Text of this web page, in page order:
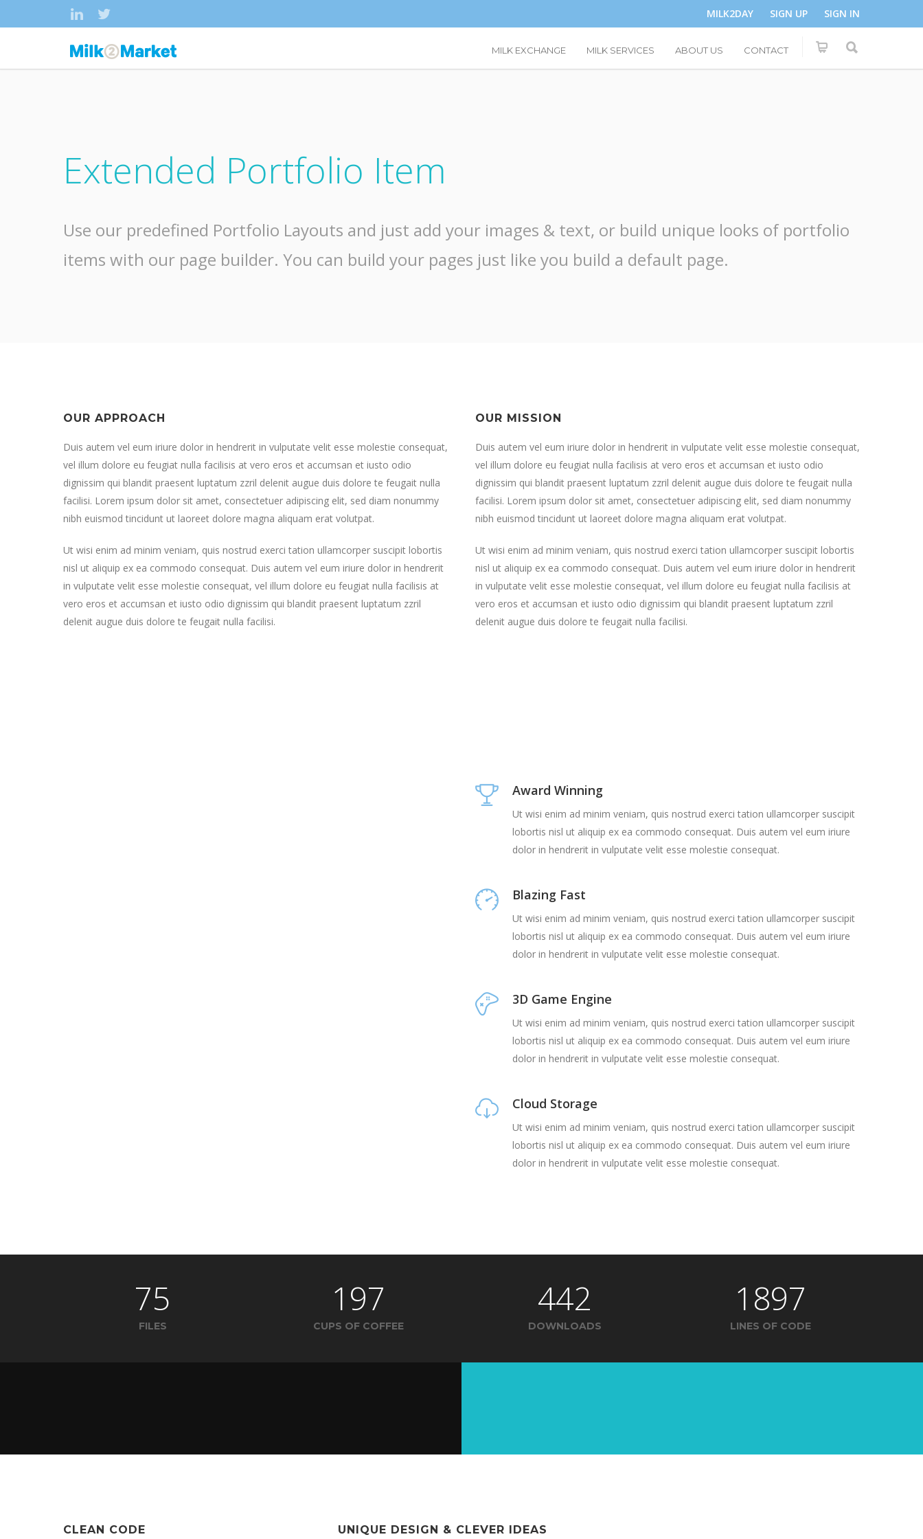
MILK2DAY SIGN UP SIGN IN
MILK EXCHANGE MILK SERVICES ABOUT US CONTACT
Extended Portfolio Item
Use our predefined Portfolio Layouts and just add your images & text, or build unique looks of portfolio
items with our page builder. You can build your pages just like you build a default page.
OUR APPROACH
Duis autem vel eum iriure dolor in hendrerit in vulputate velit esse molestie consequat,
vel illum dolore eu feugiat nulla facilisis at vero eros et accumsan et iusto odio
dignissim qui blandit praesent luptatum zzril delenit augue duis dolore te feugait nulla
facilisi. Lorem ipsum dolor sit amet, consectetuer adipiscing elit, sed diam nonummy
nibh euismod tincidunt ut laoreet dolore magna aliquam erat volutpat.
Ut wisi enim ad minim veniam, quis nostrud exerci tation ullamcorper suscipit lobortis
nisl ut aliquip ex ea commodo consequat. Duis autem vel eum iriure dolor in hendrerit
in vulputate velit esse molestie consequat, vel illum dolore eu feugiat nulla facilisis at
vero eros et accumsan et iusto odio dignissim qui blandit praesent luptatum zzril
delenit augue duis dolore te feugait nulla facilisi.
OUR MISSION
Duis autem vel eum iriure dolor in hendrerit in vulputate velit esse molestie consequat,
vel illum dolore eu feugiat nulla facilisis at vero eros et accumsan et iusto odio
dignissim qui blandit praesent luptatum zzril delenit augue duis dolore te feugait nulla
facilisi. Lorem ipsum dolor sit amet, consectetuer adipiscing elit, sed diam nonummy
nibh euismod tincidunt ut laoreet dolore magna aliquam erat volutpat.
Ut wisi enim ad minim veniam, quis nostrud exerci tation ullamcorper suscipit lobortis
nisl ut aliquip ex ea commodo consequat. Duis autem vel eum iriure dolor in hendrerit
in vulputate velit esse molestie consequat, vel illum dolore eu feugiat nulla facilisis at
vero eros et accumsan et iusto odio dignissim qui blandit praesent luptatum zzril
delenit augue duis dolore te feugait nulla facilisi.
Award Winning
Ut wisi enim ad minim veniam, quis nostrud exerci tation ullamcorper suscipit
lobortis nisl ut aliquip ex ea commodo consequat. Duis autem vel eum iriure
dolor in hendrerit in vulputate velit esse molestie consequat.
Blazing Fast
Ut wisi enim ad minim veniam, quis nostrud exerci tation ullamcorper suscipit
lobortis nisl ut aliquip ex ea commodo consequat. Duis autem vel eum iriure
dolor in hendrerit in vulputate velit esse molestie consequat.
3D Game Engine
Ut wisi enim ad minim veniam, quis nostrud exerci tation ullamcorper suscipit
lobortis nisl ut aliquip ex ea commodo consequat. Duis autem vel eum iriure
dolor in hendrerit in vulputate velit esse molestie consequat.
Cloud Storage
Ut wisi enim ad minim veniam, quis nostrud exerci tation ullamcorper suscipit
lobortis nisl ut aliquip ex ea commodo consequat. Duis autem vel eum iriure
dolor in hendrerit in vulputate velit esse molestie consequat.
75
FILES
197
CUPS OF COFFEE
442
DOWNLOADS
1897
LINES OF CODE
CLEAN CODE UNIQUE DESIGN & CLEVER IDEAS